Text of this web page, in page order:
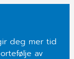
deg mer tid
av